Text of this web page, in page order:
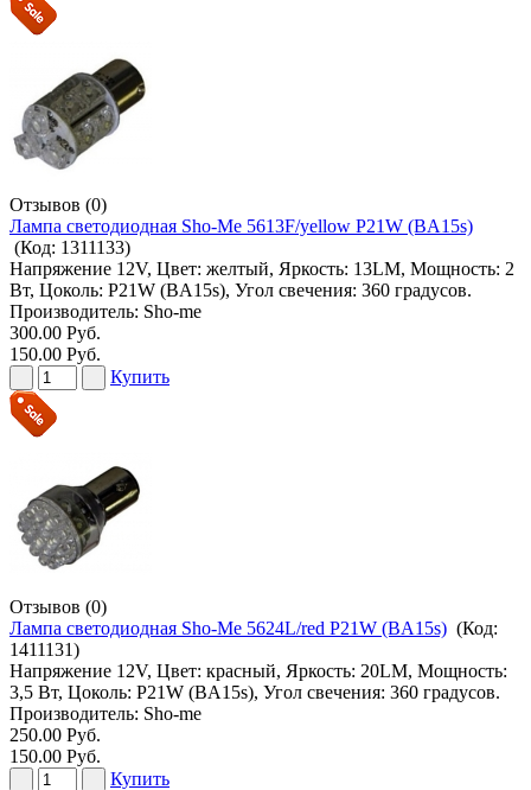
Отзывов (0)
Лампа светодиодная Sho-Me 5613F/yellow P21W (BA15s)
(Код: 1311133)
Напряжение 12V, Цвет: желтый, Яркость: 13LM, Мощность: 2
Вт, Цоколь: P21W (BA15s), Угол свечения: 360 градусов.
Производитель: Sho-me
300.00 Руб.
150.00 Руб.
Купить
Отзывов (0)
Лампа светодиодная Sho-Me 5624L/red P21W (BA15s) (Код:
1411131)
Напряжение 12V, Цвет: красный, Яркость: 20LM, Мощность:
3,5 Вт, Цоколь: P21W (BA15s), Угол свечения: 360 градусов.
Производитель: Sho-me
250.00 Руб.
150.00 Руб.
Купить